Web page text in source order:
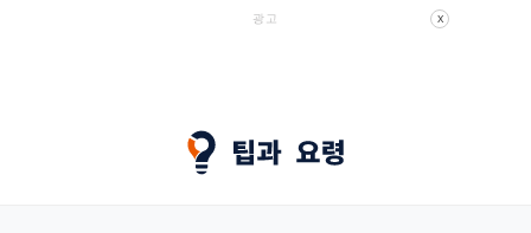
광고 X